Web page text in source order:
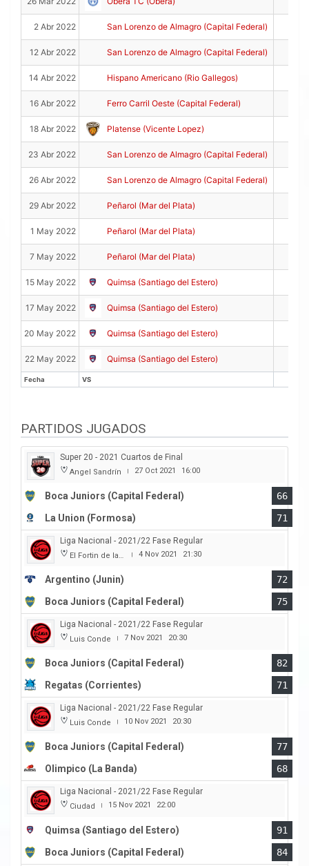
Fecha VS
2 Abr 2022 San Lorenzo de Almagro (Capital Federal)
12 Abr 2022 San Lorenzo de Almagro (Capital Federal)
14 Abr 2022 Hispano Americano (Rio Gallegos)
16 Abr 2022 Ferro Carril Oeste (Capital Federal)
18 Abr 2022 Platense (Vicente Lopez)
23 Abr 2022 San Lorenzo de Almagro (Capital Federal)
26 Abr 2022 San Lorenzo de Almagro (Capital Federal)
29 Abr 2022 Peñarol (Mar del Plata)
1 May 2022 Peñarol (Mar del Plata)
7 May 2022 Peñarol (Mar del Plata)
15 May 2022 Quimsa (Santiago del Estero)
17 May 2022 Quimsa (Santiago del Estero)
20 May 2022 Quimsa (Santiago del Estero)
22 May 2022 Quimsa (Santiago del Estero)
Fecha VS
PARTIDOS JUGADOS
Super 20 - 2021 Cuartos de Final
Angel Sandrín | 27 Oct 2021 16:00
Boca Juniors (Capital Federal)
66
La Union (Formosa)
71
Liga Nacional - 2021/22 Fase Regular
El Fortin de las Morochas | 4 Nov 2021 21:30
Argentino (Junin)
72
Boca Juniors (Capital Federal)
75
Liga Nacional - 2021/22 Fase Regular
Luis Conde | 7 Nov 2021 20:30
Boca Juniors (Capital Federal)
82
Regatas (Corrientes)
71
Liga Nacional - 2021/22 Fase Regular
Luis Conde | 10 Nov 2021 20:30
Boca Juniors (Capital Federal)
77
Olimpico (La Banda)
68
Liga Nacional - 2021/22 Fase Regular
Ciudad | 15 Nov 2021 22:00
Quimsa (Santiago del Estero)
91
Boca Juniors (Capital Federal)
84